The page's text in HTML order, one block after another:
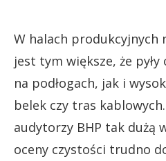
W halach produkcyjnych
jest tym większe, że pyły
na podłogach, jak i
belek czy tras
audytorzy BHP tak dużą
oceny czystości trudno